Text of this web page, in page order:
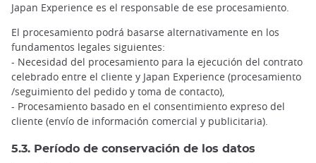
Japan Experience es el responsable de ese procesamiento.
El procesamiento podrá basarse alternativamente en los
fundamentos legales siguientes:
- Necesidad del procesamiento para la ejecución del contrato
celebrado entre el cliente y Japan Experience (procesamiento
/seguimiento del pedido y toma de contacto),
- Procesamiento basado en el consentimiento expreso del
cliente (envío de información comercial y publicitaria).
5.3. Período de conservación de los datos